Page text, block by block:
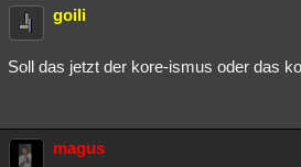
goili
Soll das jetzt der kore-ismus oder das
magus